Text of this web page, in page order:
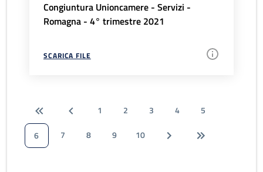
Congiuntura Unioncamere - Servizi -
Romagna - 4° trimestre 2021
SCARICA FILE
1 2 3 4
5
6
7 8 9 10